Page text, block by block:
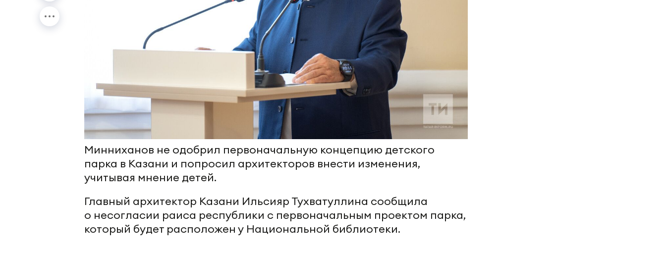
Минниханов не одобрил первоначальную концепцию детского
парка в Казани и попросил архитекторов внести изменения,
учитывая мнение детей.
Главный архитектор Казани Ильсияр Тухватуллина сообщила
о несогласии раиса республики с первоначальным проектом парка,
который будет расположен у Национальной библиотеки.